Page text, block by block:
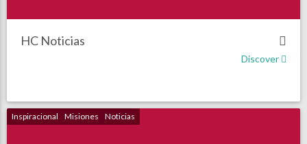
HC Noticias
Discover
Inspiracional Misiones Noticias